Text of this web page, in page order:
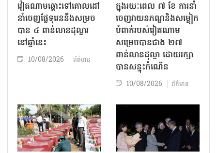
វៀតណាមឆ្ពោះទៅគោលដៅ
នាំចេញផ្លែទុរេននឹងសម្រច
បាន ៤ ពាន់លានដុល្លារ
នៅឆ្នាំនេះ
10/08/2026 ព័ត៌មាន
ក្នុងរយៈពេល ៧ ខែ ការនាំ
ចេញវាយនភណ្ឌនិងសម្លៀក
បំពាក់របស់វៀតណាម
សម្រេចបានជាង ២៧
ពាន់លានដុល្លា ដោយរក្សា
បានសន្ទុះកំណើន
10/08/2026 ព័ត៌មាន